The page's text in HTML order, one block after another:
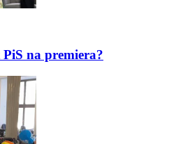
na premiera?